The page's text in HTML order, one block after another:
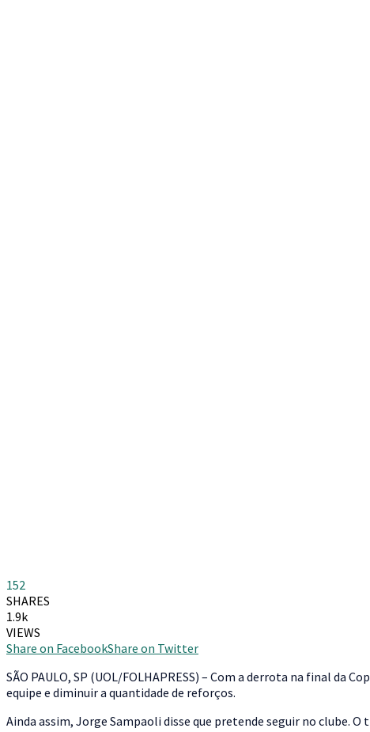
152
SHARES
1.9k
VIEWS
Share on FacebookShare on Twitter
SÃO PAULO, SP (UOL/FOLHAPRESS) – Com a derrota na final da
equipe e diminuir a quantidade de reforços.
Ainda assim, Jorge Sampaoli disse que pretende seguir no clube.